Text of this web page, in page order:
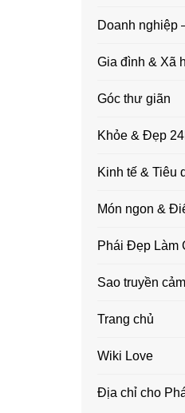
Doanh nghiệp
Gia đình & Xã
Góc thư giãn
Khỏe & Đẹp
Kinh tế & Tiêu
Món ngon &
Phái Đẹp Làm
Sao truyền
Trang chủ
Wiki Love
Địa chỉ cho